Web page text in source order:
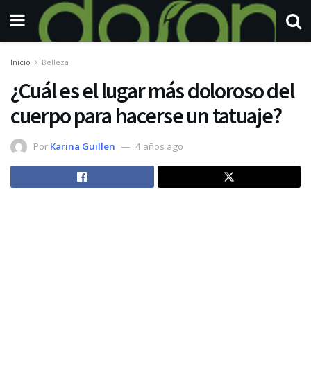
Inicio Belleza
¿Cuál es el lugar más doloroso del
cuerpo para hacerse un tatuaje?
Por Karina Guillen 4 años ago